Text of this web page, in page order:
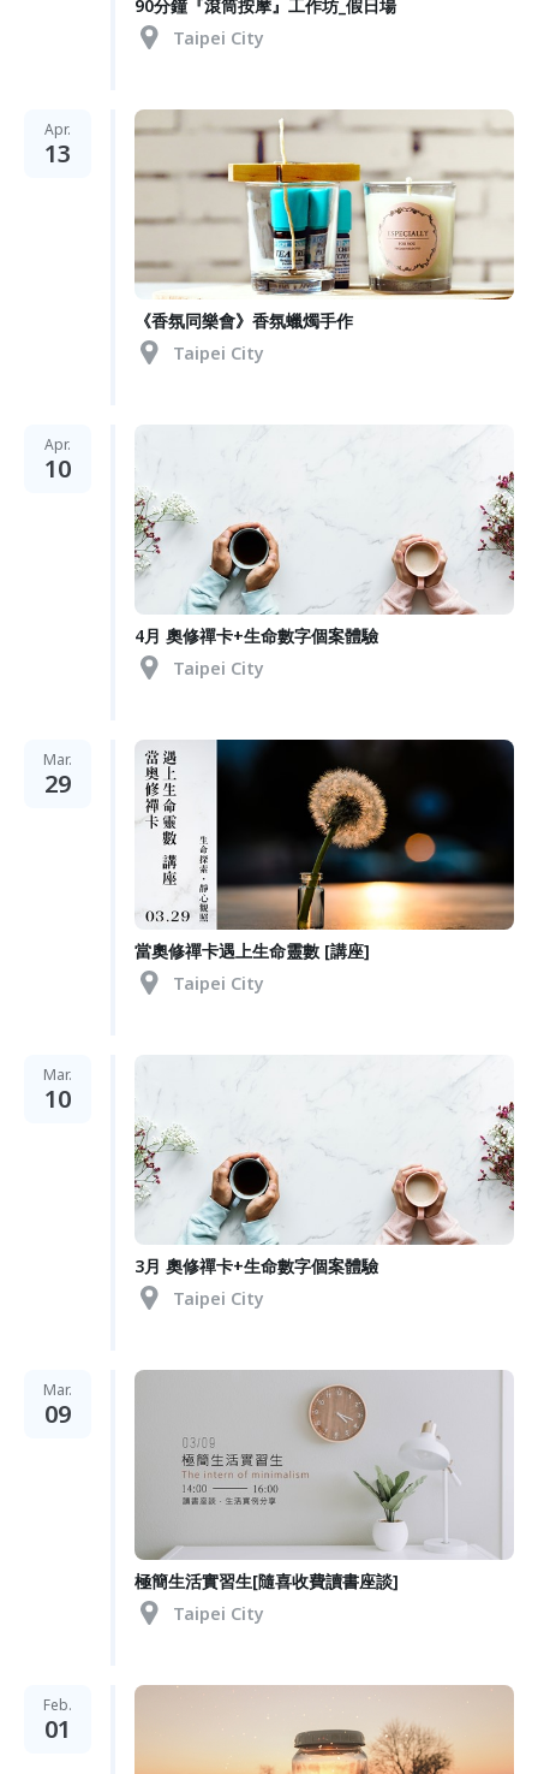
90分鐘『滾筒按摩』工作坊_假日場
Taipei City
Apr.
13
《香氛同樂會》香氛蠟燭手作
Taipei City
Apr.
10
4月 奧修禪卡+生命數字個案體驗
Taipei City
Mar.
29
當奧修禪卡遇上生命靈數 [講座]
Taipei City
Mar.
10
3月 奧修禪卡+生命數字個案體驗
Taipei City
Mar.
09
極簡生活實習生[隨喜收費讀書座談]
Taipei City
Feb.
01